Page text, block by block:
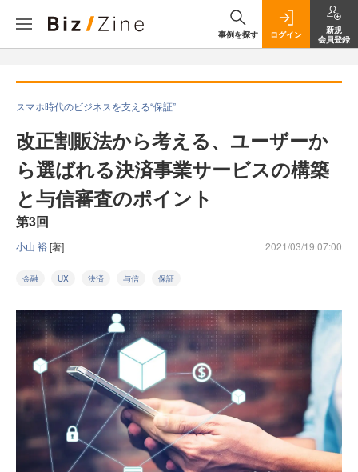
事例を探す ログイン
新規
会員登録
スマホ時代のビジネスを支える“保証”
改正割販法から考える、ユーザーか
ら選ばれる決済事業サービスの構築
と与信審査のポイント
第3回
小山 裕[著] 2021/03/19 07:00
金融 UX 決済 与信 保証